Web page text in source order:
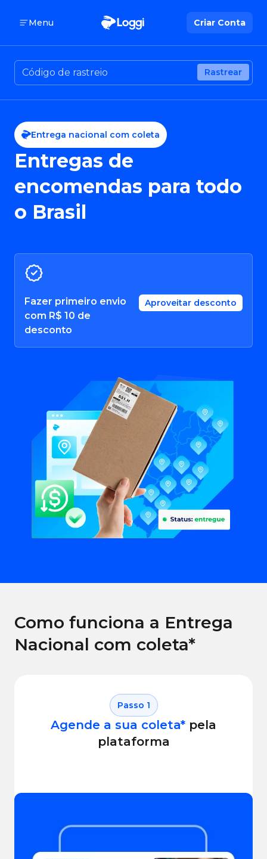
Menu Criar Conta
Rastrear
Entrega nacional com coleta
Entregas de
encomendas para todo
o Brasil
Fazer primeiro envio
com R$ 10 de
desconto
Aproveitar desconto
Como funciona a Entrega
Nacional com coleta*
Passo 1
Agende a sua coleta* pela
plataforma